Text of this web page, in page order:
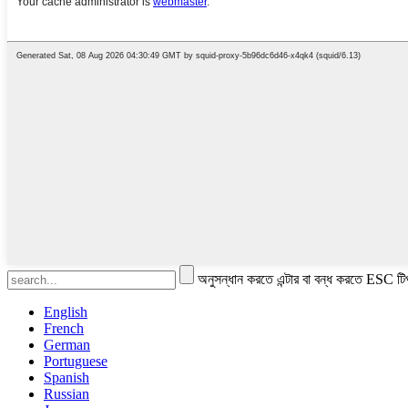
অনুসন্ধান করতে এন্টার বা বন্ধ করতে ESC
English
French
German
Portuguese
Spanish
Russian